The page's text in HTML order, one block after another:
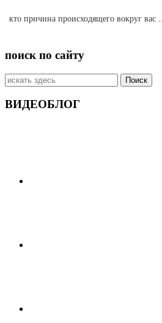
кто причина происходящего вокруг вас ...
поиск по сайту
Искать:
ВИДЕОБЛОГ